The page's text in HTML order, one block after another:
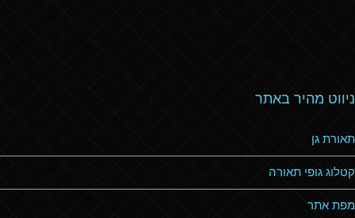
ניווט מהיר באתר
תאורת גן
קטלוג גופי תאורה
מפת אתר